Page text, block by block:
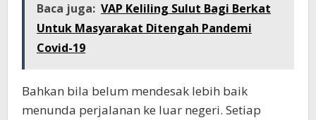
Baca juga: VAP Keliling Sulut Bagi Berkat
Untuk Masyarakat Ditengah Pandemi
Covid-19
Bahkan bila belum mendesak lebih baik
menunda perjalanan ke luar negeri. Setiap